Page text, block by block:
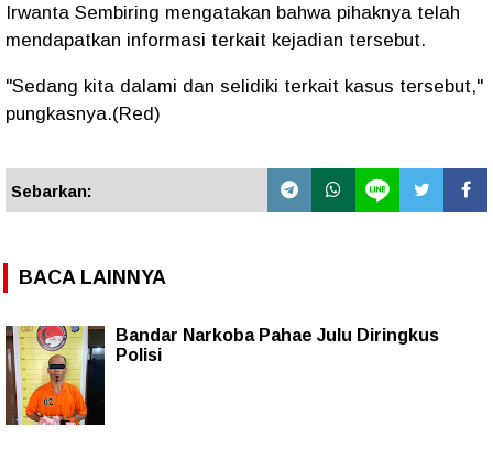
Irwanta Sembiring mengatakan bahwa pihaknya telah
mendapatkan informasi terkait kejadian tersebut.
"Sedang kita dalami dan selidiki terkait kasus tersebut,"
pungkasnya.(Red)
Sebarkan:
BACA LAINNYA
Bandar Narkoba Pahae Julu Diringkus
Polisi